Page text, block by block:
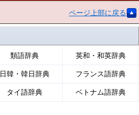
ページ上部に戻る
類語辞典 英和・和英辞典
日韓・韓日辞典 フランス語辞典
タイ語辞典 ベトナム語辞典